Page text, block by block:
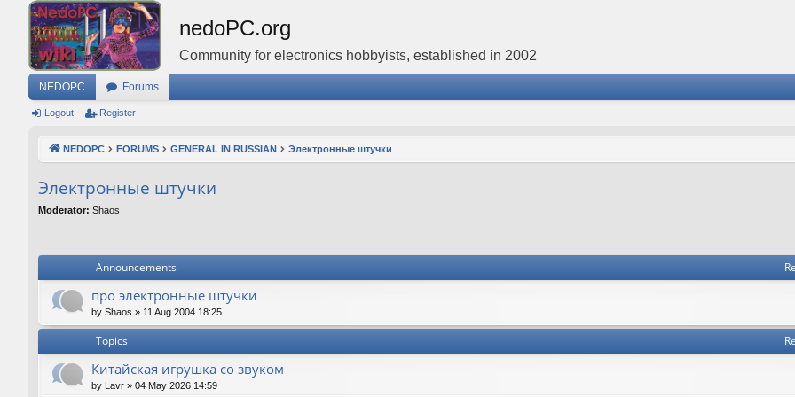
nedoPC.org
Community for electronics hobbyists, established in 2002
NEDOPC Forums
Logout Register
NEDOPC FORUMS GENERAL IN RUSSIAN Электронные штучки
Электронные штучки
Moderator: Shaos
Announcements
про электронные штучки
by Shaos » 11 Aug 2004 18:25
Topics
Китайская игрушка со звуком
by Lavr » 04 May 2026 14:59